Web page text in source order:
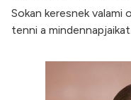
Sokan keresnek valami
tenni a mindennapjaikat.